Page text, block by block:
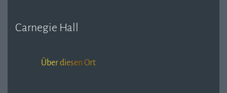
Carnegie Hall
Über diesen Ort